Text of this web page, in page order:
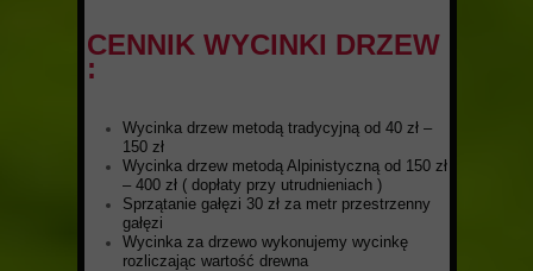
CENNIK WYCINKI DRZEW
:
Wycinka drzew metodą tradycyjną od 40 zł –
150 zł
Wycinka drzew metodą Alpinistyczną od 150 zł
– 400 zł ( dopłaty przy utrudnieniach )
Sprzątanie gałęzi 30 zł za metr przestrzenny
gałęzi
Wycinka za drzewo wykonujemy wycinkę
rozliczając wartość drewna